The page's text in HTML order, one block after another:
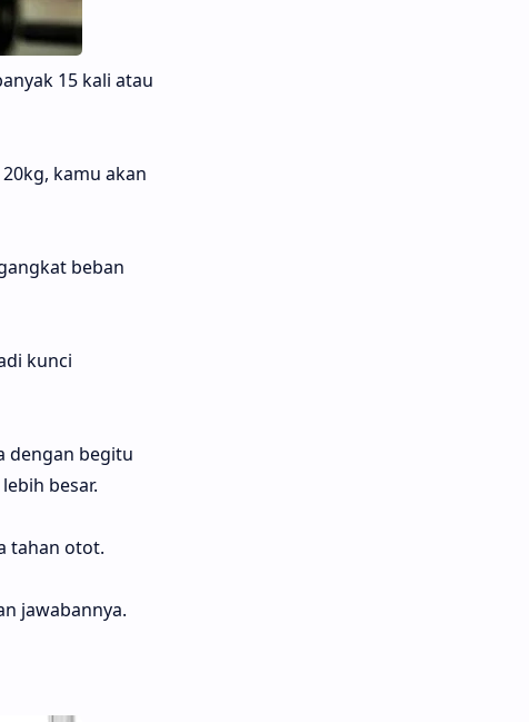
15 kali atau
kamu akan
beban
kunci
dengan begitu
besar.
tahan otot.
jawabannya.